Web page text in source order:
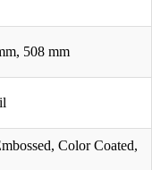
508 mm
Color Coated,